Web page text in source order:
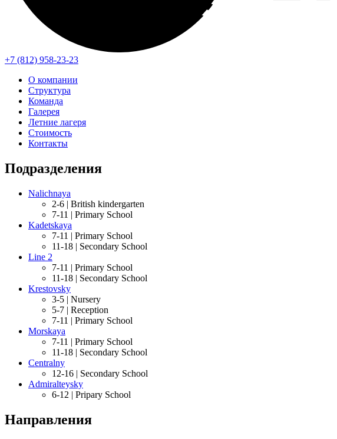
+7 (812) 958-23-23
О компании
Структура
Команда
Галерея
Летние лагеря
Стоимость
Контакты
Подразделения
Nalichnaya
2-6 | British kindergarten
7-11 | Primary School
Kadetskaya
7-11 | Primary School
11-18 | Secondary School
Line 2
7-11 | Primary School
11-18 | Secondary School
Krestovsky
3-5 | Nursery
5-7 | Reception
7-11 | Primary School
Morskaya
7-11 | Primary School
11-18 | Secondary School
Centralny
12-16 | Secondary School
Admiralteysky
6-12 | Pripary School
Направления